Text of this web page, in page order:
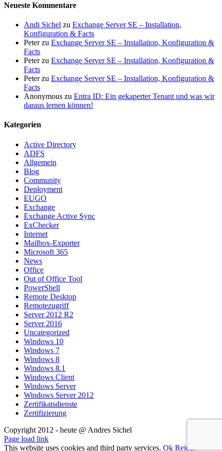
Neueste Kommentare
Andi Sichel zu Exchange Server SE – Installation,
Konfiguration & Facts
Peterzu Exchange Server SE – Installation, Konfiguration &
Facts
Peterzu Exchange Server SE – Installation, Konfiguration &
Facts
Peterzu Exchange Server SE – Installation, Konfiguration &
Facts
Anonymous zu Entra ID: Ein gekaperter Tenant und was wir
daraus lernen können!
Kategorien
Active Directory
ADFS
Allgemein
Blog
Community
Deployment
EUGO
Exchange
Exchange Active Sync
ExChecker
Internet
Mailbox-Exporter
Microsoft 365
News
Office
Out of Office Tool
PowerShell
Remote Desktop
Remotezugriff
Server 2012 R2
Server 2016
Uncategorized
Windows 10
Windows 7
Windows 8
Windows 8.1
Windows Client
Windows Server
Windows Server 2012
Zertifikatsdienste
Zertifizierung
Copyright 2012 - heute @ Andres Sichel
Rss
Facebook
X
YouTube
Skype
Page load link
This website uses cookies and third party services. Ok Reject